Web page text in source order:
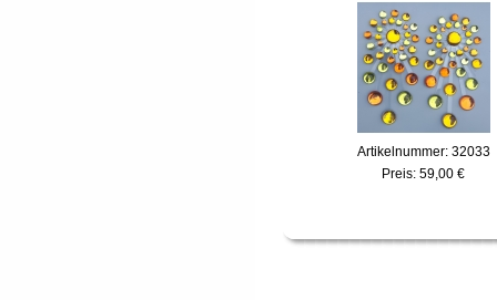
Artikelnummer: 32033
Preis: 59,00 €